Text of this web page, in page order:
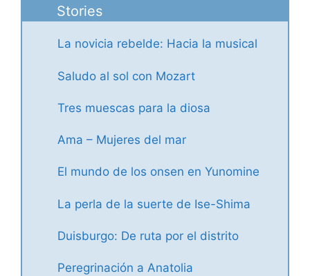
Stories
La novicia rebelde: Hacia la musical
Saludo al sol con Mozart
Tres muescas para la diosa
Ama – Mujeres del mar
El mundo de los onsen en Yunomine
La perla de la suerte de Ise-Shima
Duisburgo: De ruta por el distrito
Peregrinación a Anatolia